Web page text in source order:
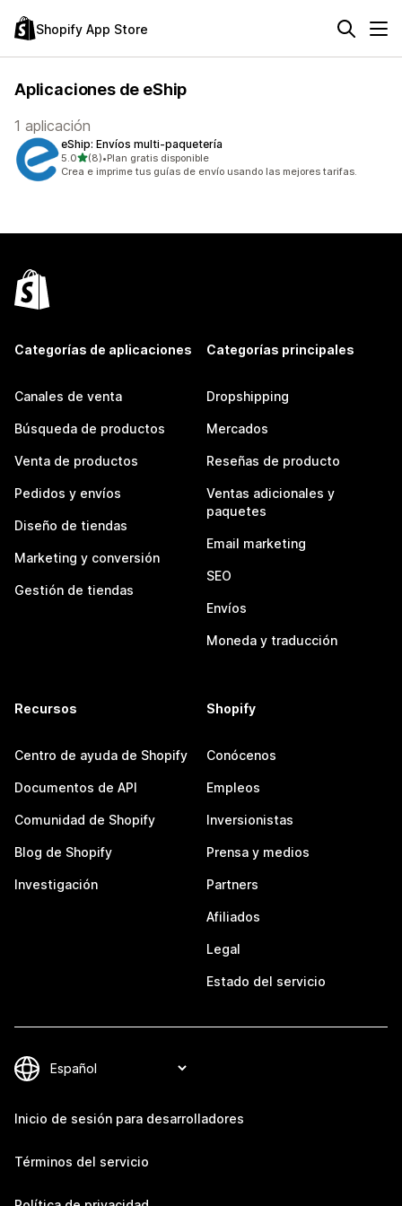
Shopify App Store
Aplicaciones de eShip
1 aplicación
eShip: Envíos multi‑paquetería
5.0de 5 estrellas
(8)
8 reseñas en total
•Plan gratis disponible
Crea e imprime tus guías de envío usando las mejores tarifas.
Categorías de aplicaciones
Canales de venta
Búsqueda de productos
Venta de productos
Pedidos y envíos
Diseño de tiendas
Marketing y conversión
Gestión de tiendas
Categorías principales
Dropshipping
Mercados
Reseñas de producto
Ventas adicionales y
paquetes
Email marketing
SEO
Envíos
Moneda y traducción
Recursos
Centro de ayuda de Shopify
Documentos de API
Comunidad de Shopify
Blog de Shopify
Investigación
Shopify
Conócenos
Empleos
Inversionistas
Prensa y medios
Partners
Afiliados
Legal
Estado del servicio
Inicio de sesión para desarrolladores
Términos del servicio